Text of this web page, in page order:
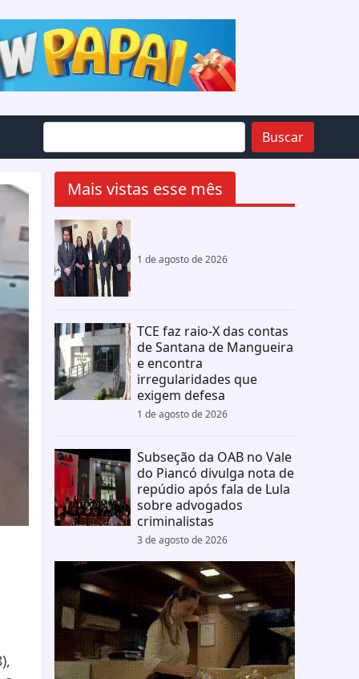
Buscar
Mais vistas esse mês
1 de agosto de 2026
TCE faz raio-X das contas
de Santana de Mangueira
e encontra
irregularidades que
exigem defesa
1 de agosto de 2026
Subseção da OAB no Vale
do Piancó divulga nota de
repúdio após fala de Lula
sobre advogados
criminalistas
3 de agosto de 2026